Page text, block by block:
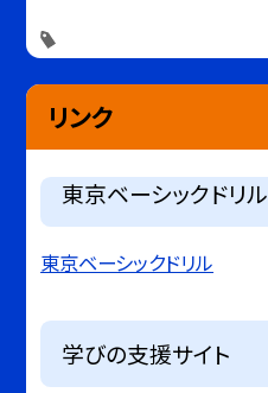
リンク
東京ベーシックドリル
東京ベーシックドリル
学びの支援サイト